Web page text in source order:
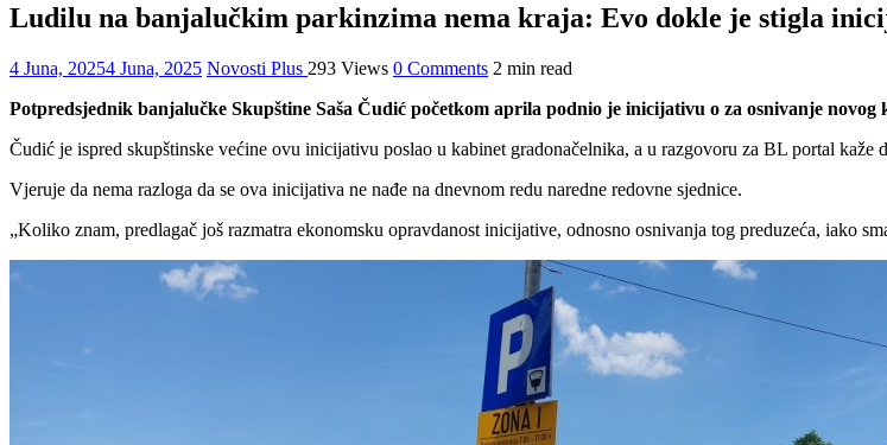
Ludilu na banjalučkim parkinzima nema kraja: Evo dokle je stigla
4 Juna, 20254 Juna, 2025 Novosti Plus 293 Views 0 Comments 2 min read
Potpredsjednik banjalučke Skupštine Saša Čudić početkom aprila podnio je inicijativu o za osnivanje
Čudić je ispred skupštinske većine ovu inicijativu poslao u kabinet gradonačelnika, a u razgovoru za BL portal kaže
Vjeruje da nema razloga da se ova inicijativa ne nađe na dnevnom redu naredne redovne sjednice.
„Koliko znam, predlagač još razmatra ekonomsku opravdanost inicijative, odnosno osnivanja tog preduzeća, iako